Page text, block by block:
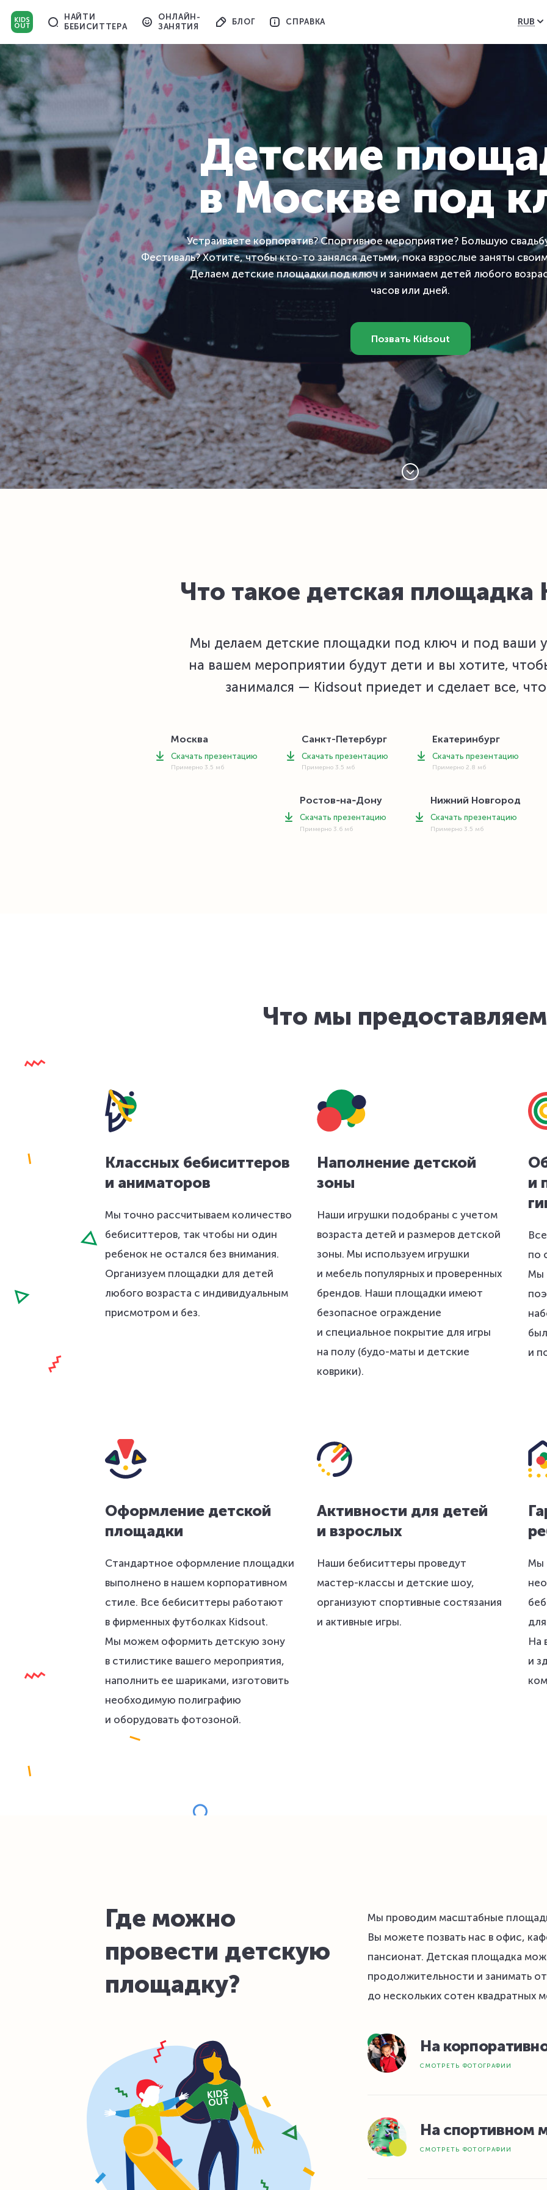
НАЙТИ
БЕБИСИТТЕРА
ОНЛАЙН-
ЗАНЯТИЯ
БЛОГ СПРАВКА RUB
Детские
в Москве под
Устраиваете корпоратив? Спортивное мероприятие? Большую
Фестиваль? Хотите, чтобы кто-то занялся детьми, пока взрослые заняты
Делаем детские площадки под ключ и занимаем детей любого
часов или дней.
Позвать Kidsout
Что такое детская площадка
Мы делаем детские площадки под ключ и под ваши
на вашем мероприятии будут дети и вы хотите,
занимался — Kidsout приедет и сделает все,
Москва
Скачать презентацию
Примерно 3.5 мб
Санкт-Петербург
Скачать презентацию
Примерно 3.5 мб
Екатеринбург
Скачать презентацию
Примерно 2.8 мб
Ростов‑на‑Дону
Скачать презентацию
Примерно 3.6 мб
Нижний Новгород
Скачать презентацию
Примерно 3.5 мб
Что мы
Классных бебиситтеров
и аниматоров
Мы точно рассчитываем количество
бебиситтеров, так чтобы ни один
ребенок не остался без внимания.
Организуем площадки для детей
любого возраста с индивидуальным
присмотром и без.
Наполнение детской
зоны
Наши игрушки подобраны с учетом
возраста детей и размеров детской
зоны. Мы используем игрушки
и мебель популярных и проверенных
брендов. Наши площадки имеют
безопасное ограждение
и специальное покрытие для игры
на полу (будо-маты и детские
коврики).
и
по
Мы
и
Оформление детской
площадки
Стандартное оформление площадки
выполнено в нашем корпоративном
стиле. Все бебиситтеры работают
в фирменных футболках Kidsout.
Мы можем оформить детскую зону
в стилистике вашего мероприятия,
наполнить ее шариками, изготовить
необходимую полиграфию
и оборудовать фотозоной.
Активности для детей
и взрослых
Наши бебиситтеры проведут
мастер-классы и детские шоу,
организуют спортивные состязания
и активные игры.
Мы
На
и
Где можно
провести детскую
площадку?
Мы проводим масштабные
Вы можете позвать нас в офис,
пансионат. Детская площадка
продолжительности и занимать
до нескольких сотен квадратных
На
СМОТРЕТЬ ФОТОГРАФИИ
На спортивном
СМОТРЕТЬ ФОТОГРАФИИ